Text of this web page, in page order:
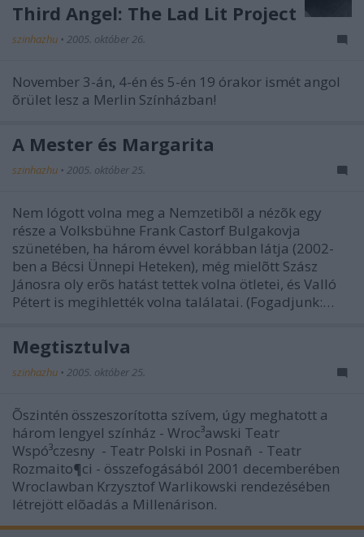
Third Angel: The Lad Lit Project
szinhazhu • 2005. október 26.
November 3-án, 4-én és 5-én 19 órakor ismét angol
õrület lesz a Merlin Színházban!
A Mester és Margarita
szinhazhu • 2005. október 25.
Nem lógott volna meg a Nemzetibõl a nézõk egy
része a Volksbühne Frank Castorf Bulgakovja
szünetében, ha három évvel korábban látja (2002-
ben a Bécsi Ünnepi Heteken), még mielõtt Szász
Jánosra oly erõs hatást tettek volna ötletei, és Valló
Pétert is megihlették volna találatai. (Fogadjunk:…
Megtisztulva
szinhazhu • 2005. október 25.
Õszintén összeszorította szívem, úgy meghatott a
három lengyel színház - Wroc³awski Teatr
Wspó³czesny - Teatr Polski in Posnañ - Teatr
Rozmaito¶ci - összefogásából 2001 decemberében
Wroclawban Krzysztof Warlikowski rendezésében
létrejött elõadás a Millenárison.